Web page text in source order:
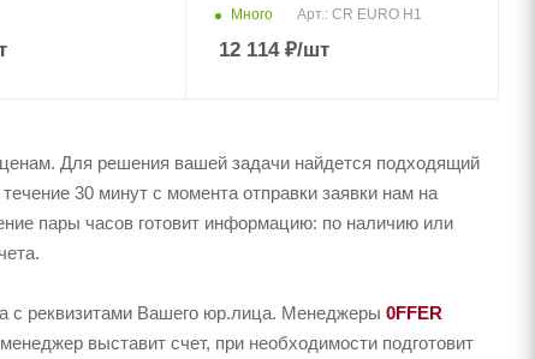
Много Арт.: CR EURO H1
12 114₽/шт
Для решения вашей задачи найдется подходящий
30 минут с момента отправки заявки нам на
пары часов готовит информацию: по наличию или
с реквизитами Вашего юр.лица. Менеджеры 0FFER
выставит счет, при необходимости подготовит